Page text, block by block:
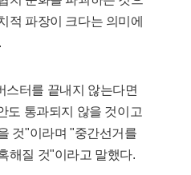
적 파장이 크다는 의미에
스터를 끝내지 않는다면
도 통과되지 않을 것이고
것"이라며 "중간선거를
해질 것"이라고 말했다.